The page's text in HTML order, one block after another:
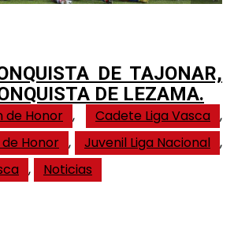
DE TAJONAR,
DE LEZAMA.
de Honor , Cadete Liga Vasca ,
Honor , Juvenil Liga Nacional ,
,
Noticias